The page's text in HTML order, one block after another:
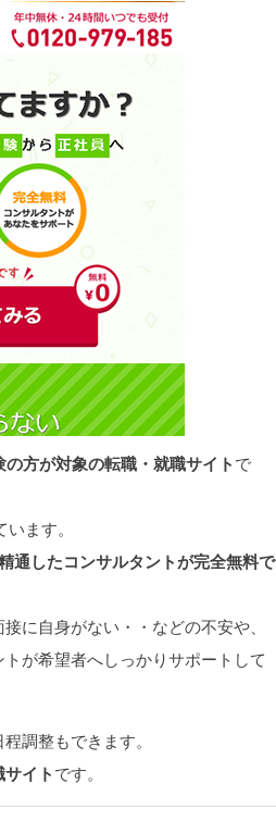
方が対象の転職・就職サイト で
います。
通したコンサルタントが完全無料で
に自身がない・・などの不安や、
が希望者へしっかりサポートして
調整もできます。
イト です。